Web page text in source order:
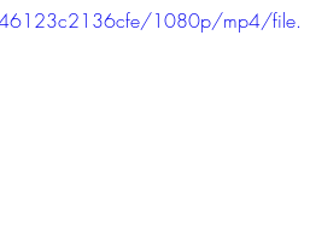
1080p/mp4/file.